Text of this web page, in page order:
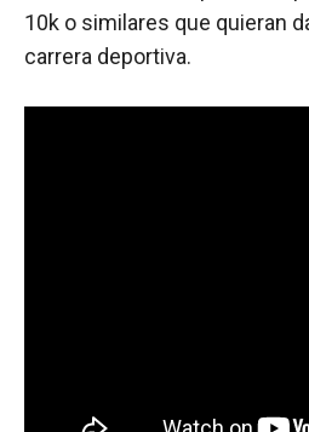
10k o similares que quieran
carrera deportiva.